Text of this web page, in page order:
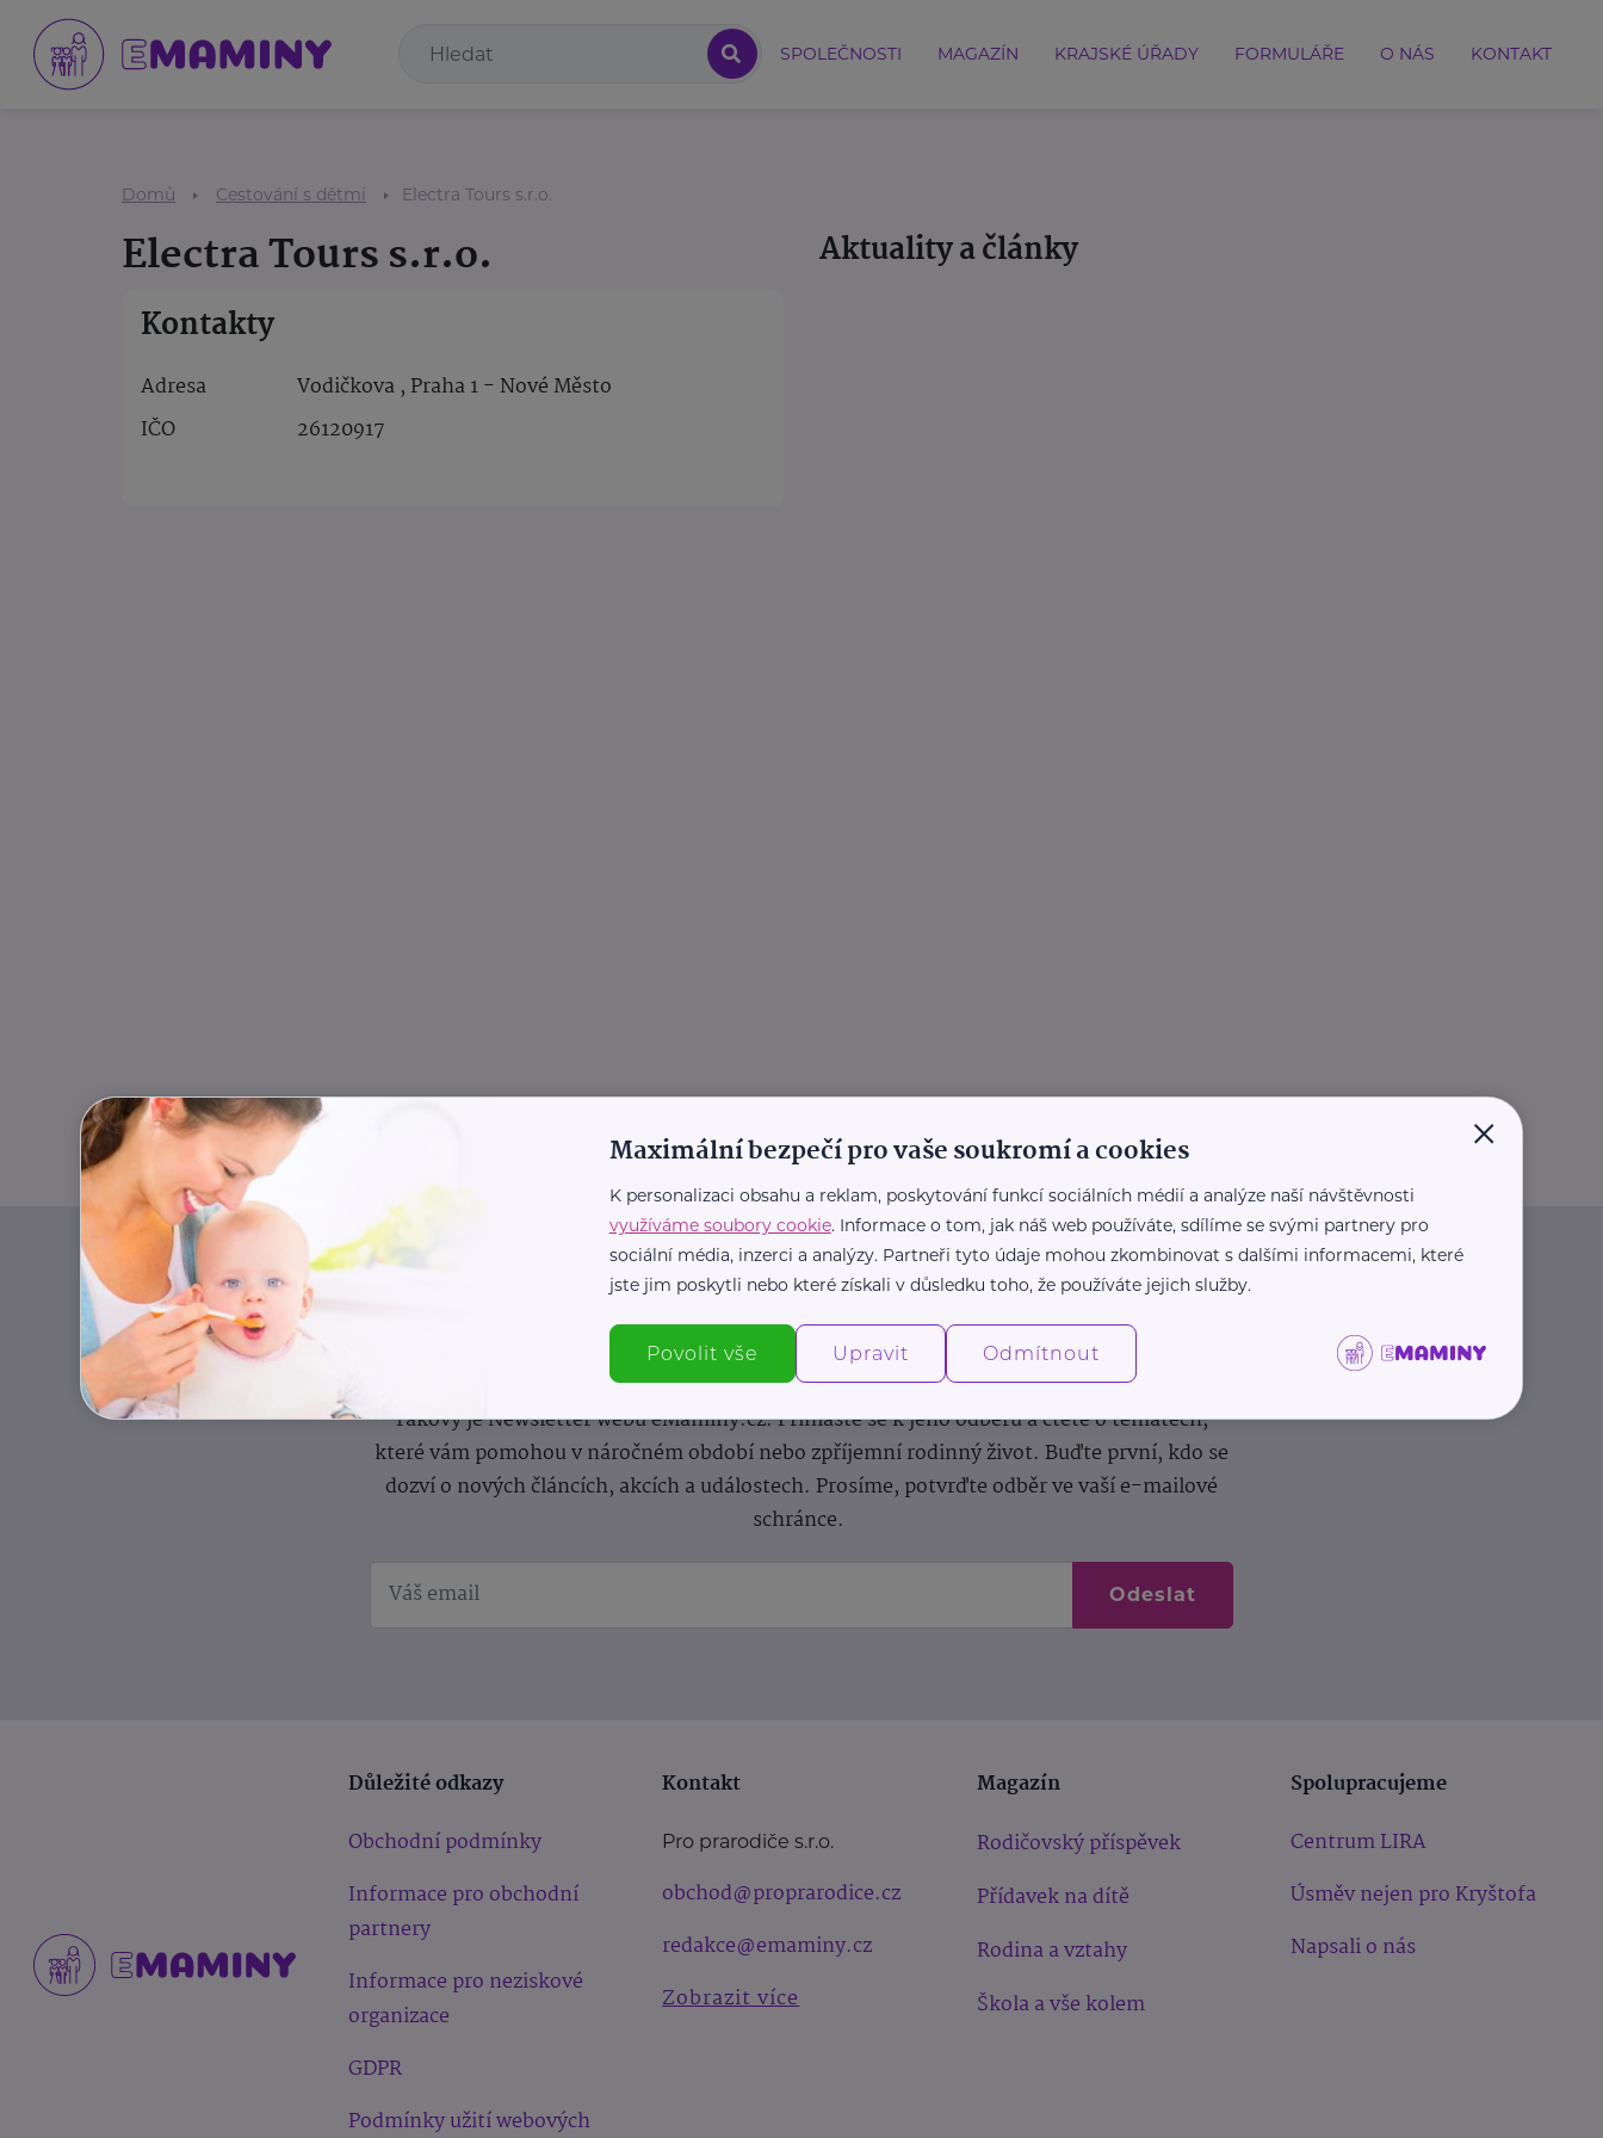
SPOLEČNOSTI MAGAZÍN KRAJSKÉ ÚŘADY FORMULÁŘE O NÁS KONTAKT
Domů Cestování s dětmi Electra Tours s.r.o.
Electra Tours s.r.o.
Kontakty
Adresa
Vodičkova , Praha 1 - Nové Město
IČO
26120917
Aktuality a články
Newsletter
Pravidelný přísun novinek, inspirace na každý den, podpora pro rodiče i sdílení zkušeností.
Takový je Newsletter webu eMaminy.cz. Přihlaste se k jeho odběru a čtěte o tématech,
které vám pomohou v náročném období nebo zpříjemní rodinný život. Buďte první, kdo se
dozví o nových článcích, akcích a událostech. Prosíme, potvrďte odběr ve vaší e-mailové
schránce.
Odeslat
Důležité odkazy
Obchodní podmínky
Informace pro obchodní
partnery
Informace pro neziskové
organizace
GDPR
Podmínky užití webových
Kontakt
Pro prarodiče s.r.o.
obchod@proprarodice.cz
redakce@emaminy.cz
Zobrazit více
Magazín
Rodičovský příspěvek
Přídavek na dítě
Rodina a vztahy
Škola a vše kolem
Spolupracujeme
Centrum LIRA
Úsměv nejen pro Kryštofa
Napsali o nás
×
Maximální bezpečí pro vaše soukromí a cookies
K personalizaci obsahu a reklam, poskytování funkcí sociálních médií a analýze naší návštěvnosti
využíváme soubory cookie. Informace o tom, jak náš web používáte, sdílíme se svými partnery pro
sociální média, inzerci a analýzy. Partneři tyto údaje mohou zkombinovat s dalšími informacemi, které
jste jim poskytli nebo které získali v důsledku toho, že používáte jejich služby.
Povolit vše Upravit Odmítnout